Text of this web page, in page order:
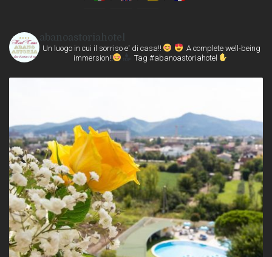
abanoastoriahotel
Un luogo in cui il sorriso e' di casa!!
A complete well-being
immersion!!
Tag #abanoastoriahotel